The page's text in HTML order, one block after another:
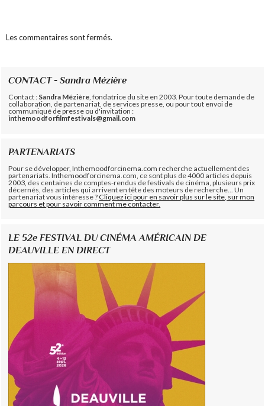
Les commentaires sont fermés.
CONTACT - Sandra Mézière
Contact : Sandra Mézière , fondatrice du site en 2003. Pour toute demande de
collaboration, de partenariat, de services presse, ou pour tout envoi de
communiqué de presse ou d'invitation :
inthemoodforfilmfestivals@gmail.com
PARTENARIATS
Pour se développer, Inthemoodforcinema.com recherche actuellement des
partenariats. Inthemoodforcinema.com, ce sont plus de 4000 articles depuis
2003, des centaines de comptes-rendus de festivals de cinéma, plusieurs prix
décernés, des articles qui arrivent en tête des moteurs de recherche... Un
partenariat vous intéresse ?Cliquez ici pour en savoir plus sur le site, sur mon
parcours et pour savoir comment me contacter.
LE 52e FESTIVAL DU CINÉMA AMÉRICAIN DE
DEAUVILLE EN DIRECT